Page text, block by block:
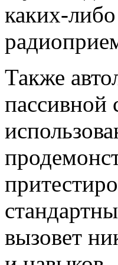
каких-
Также
пассивной
вызовет